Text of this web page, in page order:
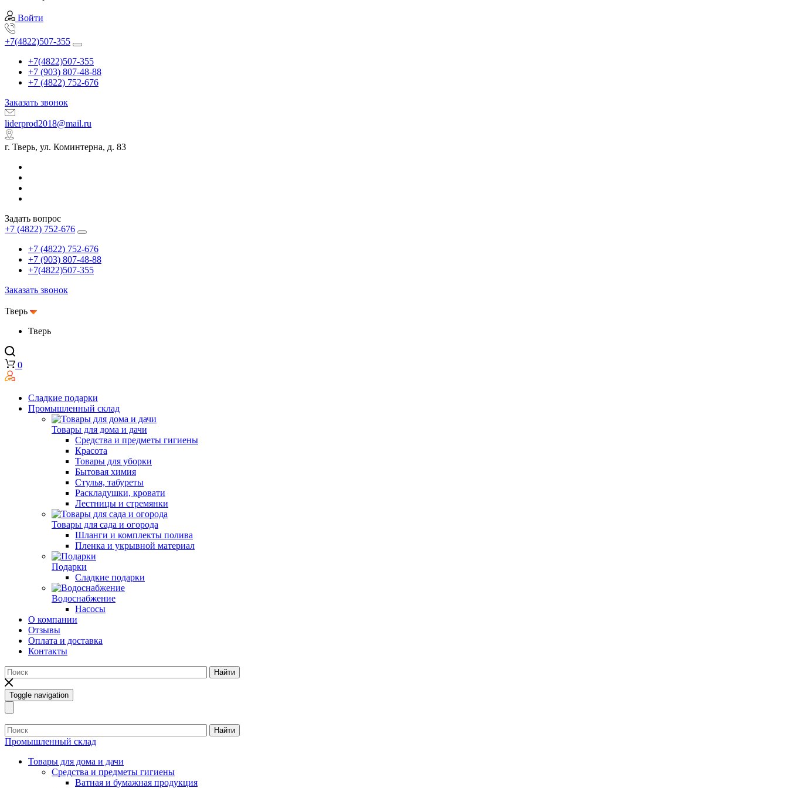
Войти
+7(4822)507-355
+7(4822)507-355
+7 (903) 807-48-88
+7 (4822) 752-676
Заказать звонок
liderprod2018@mail.ru
г. Тверь, ул. Коминтерна, д. 83
Задать вопрос
+7 (4822) 752-676
+7 (4822) 752-676
+7 (903) 807-48-88
+7(4822)507-355
Заказать звонок
Тверь
Тверь
0
Сладкие подарки
Промышленный склад
Товары для дома и дачи
Средства и предметы гигиены
Красота
Товары для уборки
Бытовая химия
Стулья, табуреты
Раскладушки, кровати
Лестницы и стремянки
Товары для сада и огорода
Шланги и комплекты полива
Пленка и укрывной материал
Подарки
Cладкие подарки
Водоснабжение
Насосы
О компании
Отзывы
Оплата и доставка
Контакты
Найти
Toggle navigation
Найти
Промышленный склад
Товары для дома и дачи
Средства и предметы гигиены
Ватная и бумажная продукция